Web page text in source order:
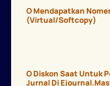
O Mendapatkan
(virtual/softcopy)
O Diskon Saat Untuk
Jurnal Di